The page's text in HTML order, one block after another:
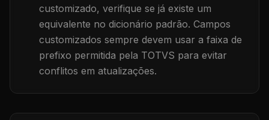
customizado, verifique se já existe um
equivalente no dicionário padrão. Campos
customizados sempre devem usar a faixa de
prefixo permitida pela TOTVS para evitar
conflitos em atualizações.